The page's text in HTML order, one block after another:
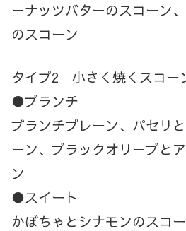
ーナッツバターのスコーン
のスコーン
タイプ2 小さく焼くスコー
●ブランチ
ブランチプレーン、パセリ
ーン、ブラックオリーブと
ン
●スイート
かぼちゃとシナモンのスコ